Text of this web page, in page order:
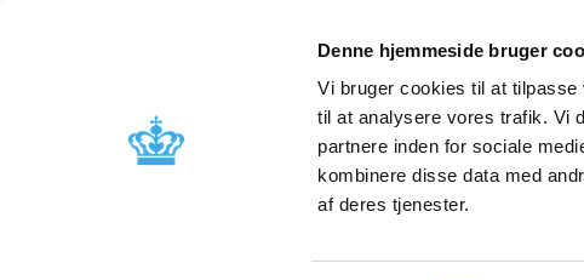
Denne hjemmeside bruger
Vi bruger cookies til at
til at analysere vores trafik. Vi
partnere inden for sociale
kombinere disse data med
af deres tjenester.
Godkendelse og
Bivirkninger og